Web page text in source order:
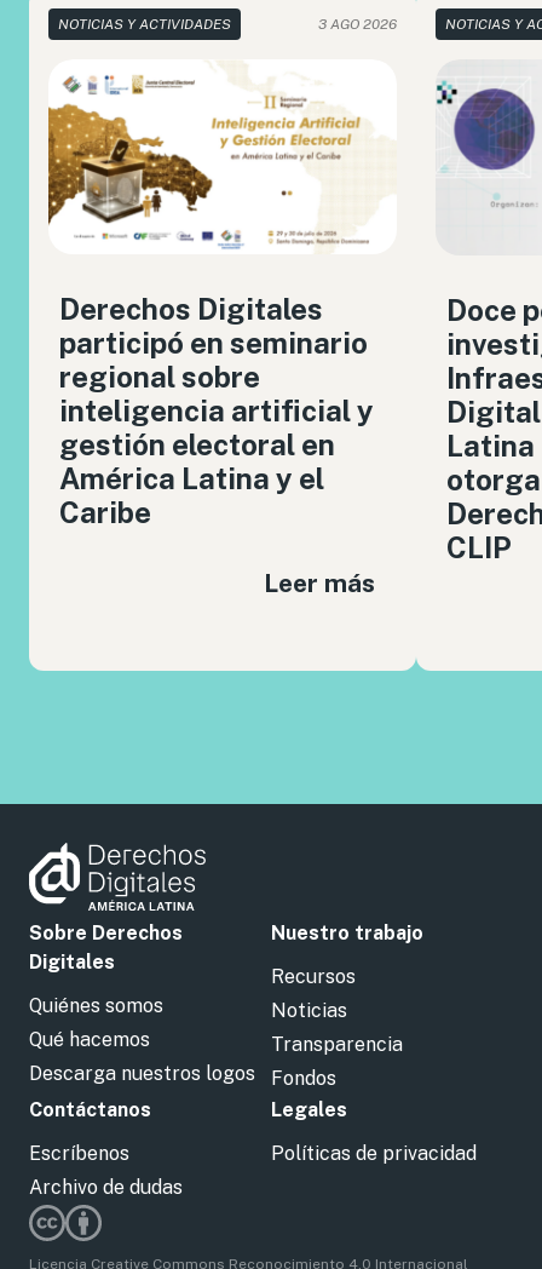
NOTICIAS Y ACTIVIDADES 3 AGO 2026
Derechos Digitales
participó en seminario
regional sobre
inteligencia artificial y
gestión electoral en
América Latina y el
Caribe
Leer más
NOTICIAS Y
Doce
Latina
CLIP
Sobre Derechos
Digitales
Quiénes somos
Qué hacemos
Descarga nuestros logos
Nuestro trabajo
Recursos
Noticias
Transparencia
Fondos
Contáctanos
Escríbenos
Archivo de dudas
Legales
Políticas de privacidad
Licencia Creative Commons Reconocimiento 4.0 Internacional